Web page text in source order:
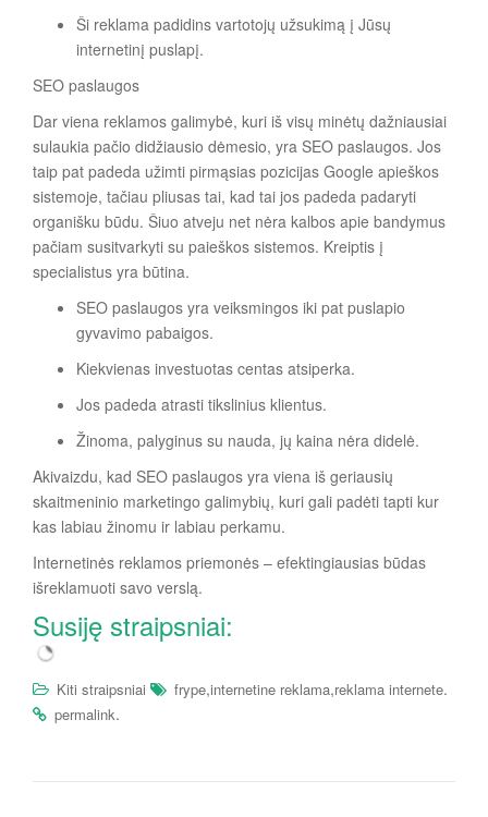
Ši reklama padidins vartotojų užsukimą į Jūsų
internetinį puslapį.
SEO paslaugos
Dar viena reklamos galimybė, kuri iš visų minėtų dažniausiai
sulaukia pačio didžiausio dėmesio, yra SEO paslaugos. Jos
taip pat padeda užimti pirmąsias pozicijas Google apieškos
sistemoje, tačiau pliusas tai, kad tai jos padeda padaryti
organišku būdu. Šiuo atveju net nėra kalbos apie bandymus
pačiam susitvarkyti su paieškos sistemos. Kreiptis į
specialistus yra būtina.
SEO paslaugos yra veiksmingos iki pat puslapio
gyvavimo pabaigos.
Kiekvienas investuotas centas atsiperka.
Jos padeda atrasti tikslinius klientus.
Žinoma, palyginus su nauda, jų kaina nėra didelė.
Akivaizdu, kad SEO paslaugos yra viena iš geriausių
skaitmeninio marketingo galimybių, kuri gali padėti tapti kur
kas labiau žinomu ir labiau perkamu.
Internetinės reklamos priemonės – efektingiausias būdas
išreklamuoti savo verslą.
Susiję straipsniai:
pasirin
kti
atosto
kryptį,
kuri
nenuvi
ltų?
Kiti straipsniai frype,internetine reklama,reklama internete.
permalink.